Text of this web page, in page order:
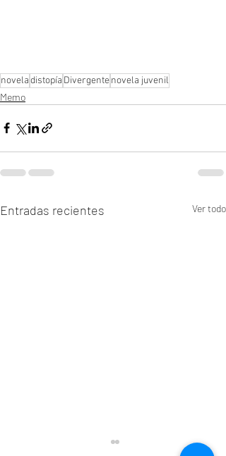
noveladistopía Divergentenovela juvenil
Memo
Entradas recientes Ver todo